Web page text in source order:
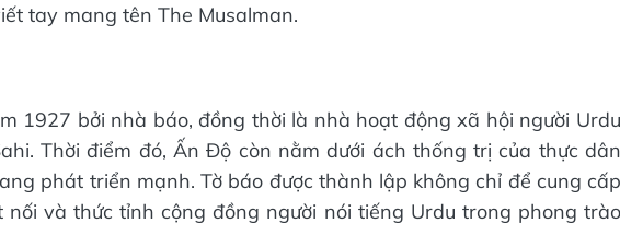
tay mang tên The Musalman.
1927 bởi nhà báo, đồng thời là nhà hoạt động xã hội người Urdu
Thời điểm đó, Ấn Độ còn nằm dưới ách thống trị của thực dân
phát triển mạnh. Tờ báo được thành lập không chỉ để cung cấp
nối và thức tỉnh cộng đồng người nói tiếng Urdu trong phong trào